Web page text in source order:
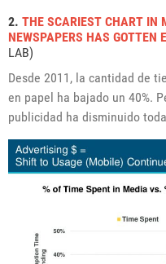
2. THE SCARIEST CHART IN
NEWSPAPERS HAS GOTTEN
LAB)
Desde 2011, la cantidad de
en papel ha bajado un 40%.
publicidad ha disminuido